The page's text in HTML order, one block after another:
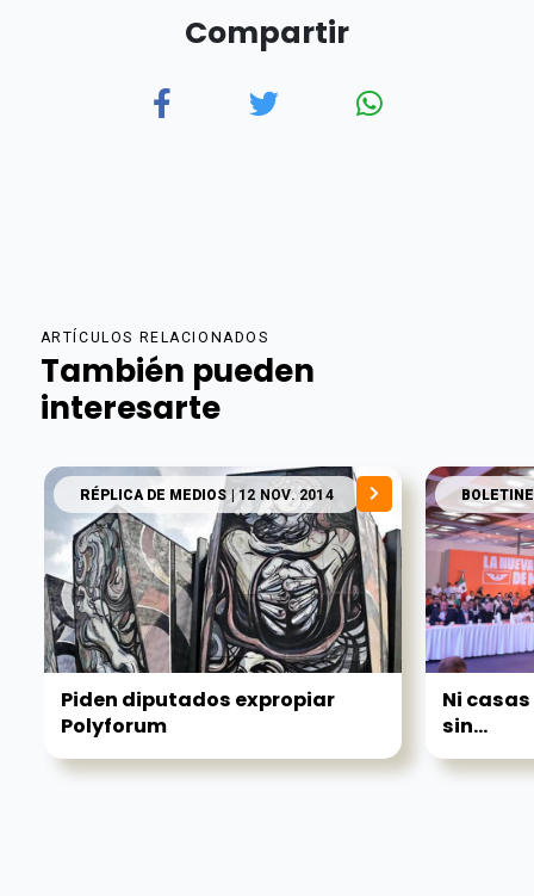
Compartir
ARTÍCULOS RELACIONADOS
También pueden
interesarte
RÉPLICA DE MEDIOS| 12 NOV. 2014
Piden diputados expropiar
Polyforum
Ni
sin...